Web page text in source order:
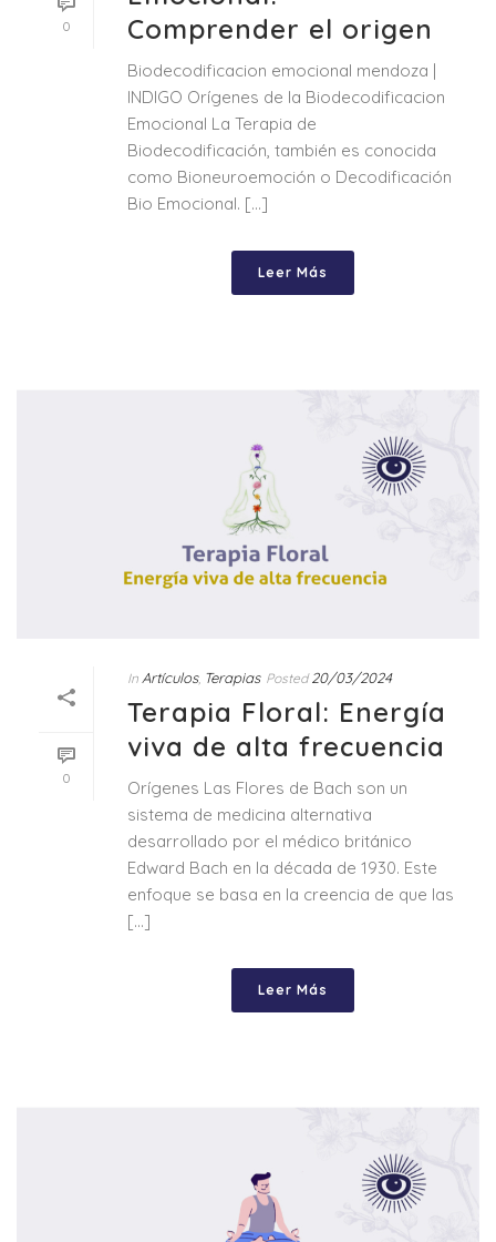
0
Comprender el origen
Biodecodificacion emocional mendoza |
INDIGO Orígenes de la Biodecodificacion
Emocional La Terapia de
Biodecodificación, también es conocida
como Bioneuroemoción o Decodificación
Bio Emocional. [...]
Leer Más
0
In Artículos, Terapias Posted 20/03/2024
Terapia Floral: Energía
viva de alta frecuencia
Orígenes Las Flores de Bach son un
sistema de medicina alternativa
desarrollado por el médico británico
Edward Bach en la década de 1930. Este
enfoque se basa en la creencia de que las
[...]
Leer Más